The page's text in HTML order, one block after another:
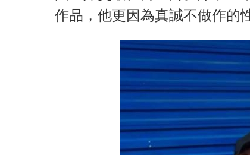
作品，他更因為真誠不做作的